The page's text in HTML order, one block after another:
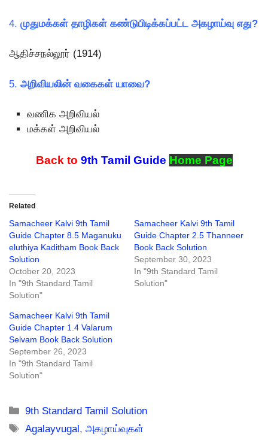
4. முதுமக்கள் தாழிகள் கண்டுபிடிக்கப்பட்ட அகழாய்வு எது?
ஆதிச்சநல்லூர் (1914)
5. அறிவியலின் வகைகள் யாவை?
வணிக அறிவியல்
மக்கள் அறிவியல்
Back to 9th Tamil Guide Home Page
Related
Samacheer Kalvi 9th Tamil
Guide Chapter 8.5 Maganuku
eluthiya Kaditham Book Back
Solution
October 20, 2023
In "9th Standard Tamil
Solution"
Samacheer Kalvi 9th Tamil
Guide Chapter 2.5 Thanneer
Book Back Solution
September 30, 2023
In "9th Standard Tamil
Solution"
Samacheer Kalvi 9th Tamil
Guide Chapter 1.4 Valarum
Selvam Book Back Solution
September 26, 2023
In "9th Standard Tamil
Solution"
Categories
9th Standard Tamil Solution
Tags
Agalayvugal,அகழாய்வுகள்